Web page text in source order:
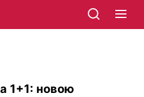
1+1: новою